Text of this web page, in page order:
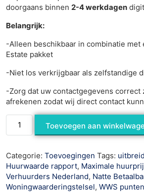
doorgaans binnen 2-4 werkdagen
Belangrijk:
-Alleen beschikbaar in combinatie met
Estate pakket
-Niet los verkrijgbaar als zelfstandige
-Zorg dat uw contactgegevens correct
afrekenen zodat wij direct contact
Toevoegen aan
Categorie: Toevoegingen Tags:
Huurwaarde rapport, Maximale
Verhuurders Nederland, Natte
Woningwaarderingstelsel, WWS